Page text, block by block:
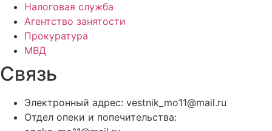
Налоговая служба
Агентство занятости
Прокуратура
МВД
Связь
Электронный адрес: vestnik_mo11@mail.ru
Отдел опеки и попечительства: